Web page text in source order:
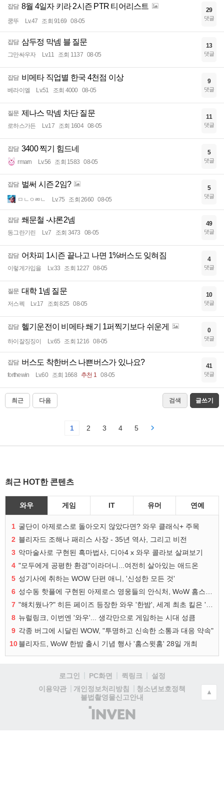
잡담 8월 4일자 키라 2시즌 PTR 티어리스트
쿵뚜 Lv.47 조회 9169 08-05
29
댓글
잡담 삼두정 막넴 블 질문
그만싸우자 Lv.11 조회 1137 08-05
13
댓글
잡담 비메타 직업별 한국 4천점 이상
베라이엘 Lv.51 조회 4000 08-05
9
댓글
질문 제나스 막넴 차단 질문
로하스가든 Lv.17 조회 1604 08-05
11
댓글
잡담 3400 찍기 힘드네
rmarn Lv.56 조회 1583 08-05
5
댓글
잡담 벌써 시즌 2임?
ㅁㄴㅇㄻㄴ Lv.75 조회 2660 08-05
5
댓글
잡담 쐐문철 -샤론2넴
동그란기린 Lv.7 조회 3473 08-05
49
댓글
잡담 어차피 1시즌 끝나고 나면 1%버스도 잊혀짐
이렇게가입을 Lv.33 조회 1227 08-05
4
댓글
질문 대학 1넴 질문
저스펙 Lv.17 조회 825 08-05
10
댓글
잡담 헬기운전이 비메타 쐐기 1퍼찍기보다 쉬운게
하이잘징징이 Lv.65 조회 1216 08-05
0
댓글
잡담 버스도 착한버스 나쁜버스가 있나요?
forthewin Lv.60 조회 1668 추천 1 08-05
41
댓글
최근 다음 검색 글쓰기
1 2 3 4 5
최근 HOT한 콘텐츠
와우 게임 IT 유머 연예
1 굴단이 아제로스로 돌아오지 않았다면? 와우 클래식+ 주목
2 블리자드 조해나 패리스 사장 - 35년 역사, 그리고 비전
3 악마술사로 구현된 흑마법사, 디아4 x 와우 콜라보 살펴보기
4 "모두에게 공평한 환경"이라더니...여전히 살아있는 애드온
5 성기사에 취하는 WOW 단편 애니, '신성한 모든 것'
6
7
8 뉴럴링크, 이번엔 '와우'... 생각만으로 게임하는 시대 성큼
9 각종 버그에 시달린 WOW, "투명하고 신속한 소통과 대응 약속"
10블리자드, WoW 한밤 출시 기념 행사 '홈스윗홈' 28일 개최
로그인 PC화면 퀵링크
설정
이용약관
개인정보처리방침
청소년보호정책
불법촬영물신고안내
(주)
인
▲